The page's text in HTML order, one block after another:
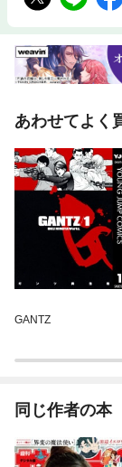
あわせてよく
GANTZ
同じ作者の本